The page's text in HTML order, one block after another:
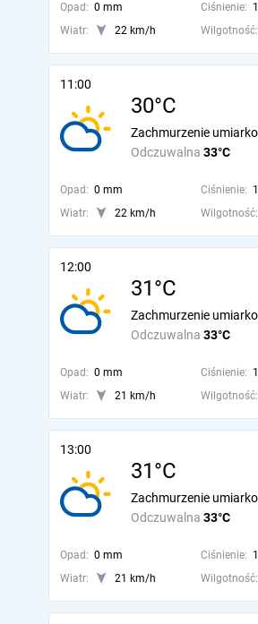
Opad: 0 mm Ciśnienie:
Wiatr:
22 km/h Wilgotność:
11:00
30°C
Odczuwalna 33°C
Zachmurzenie
Opad: 0 mm Ciśnienie:
Wiatr:
22 km/h Wilgotność:
12:00
31°C
Odczuwalna 33°C
Zachmurzenie
Opad: 0 mm Ciśnienie:
Wiatr:
21 km/h Wilgotność:
13:00
31°C
Odczuwalna 33°C
Zachmurzenie
Opad: 0 mm Ciśnienie:
Wiatr:
21 km/h Wilgotność: